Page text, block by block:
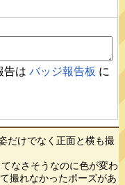
告はバッジ報告板 に
だけでなく正面と横も撮
なさそうなのに色が変わ
撮れなかったポーズがあ